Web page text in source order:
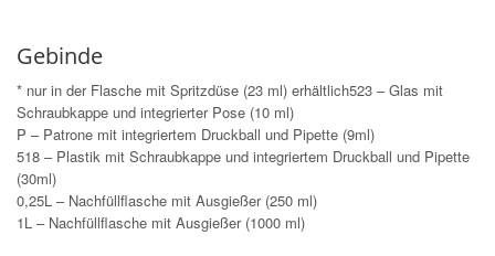
Gebinde
* nur in der Flasche mit Spritzdüse (23 ml) erhältlich523 – Glas mit
Schraubkappe und integrierter Pose (10 ml)
P – Patrone mit integriertem Druckball und Pipette (9ml)
518 – Plastik mit Schraubkappe und integriertem Druckball und Pipette
(30ml)
0,25L – Nachfüllflasche mit Ausgießer (250 ml)
1L – Nachfüllflasche mit Ausgießer (1000 ml)